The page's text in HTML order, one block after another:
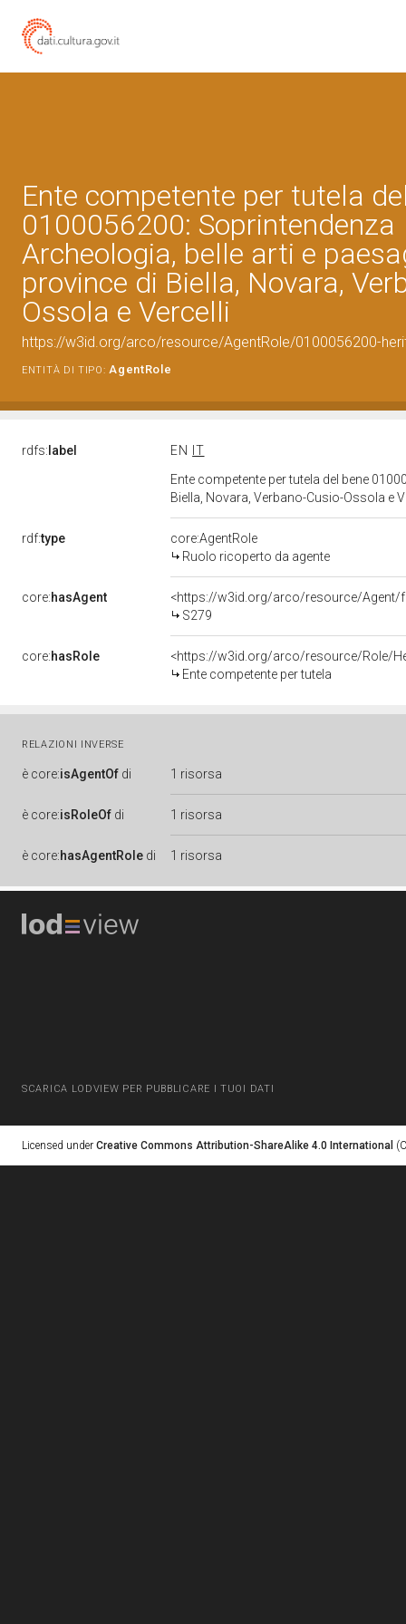
Ente competente per tutela
0100056200: Soprintendenza
Archeologia, belle arti e
province di Biella, Novara,
Ossola e Vercelli
https://w3id.org/arco/resource/AgentRole/0100056200-
ENTITÀ DI TIPO: AgentRole
rdfs: label EN
IT
Ente competente per tutela del bene
Biella, Novara, Verbano-Cusio-Ossola e
rdf:type
core:AgentRole
Ruolo ricoperto da agente
core:hasAgent
<https://w3id.org/arco/resource/Agent/
S279
core:hasRole
<https://w3id.org/arco/resource/Role/
Ente competente per tutela
RELAZIONI INVERSE
è core:isAgentOf di 1 risorsa
è core:isRoleOf di 1 risorsa
è core:hasAgentRole di 1 risorsa
SCARICA LODVIEW PER PUBBLICARE I TUOI DATI
Licensed under Creative Commons Attribution-ShareAlike 4.0 International